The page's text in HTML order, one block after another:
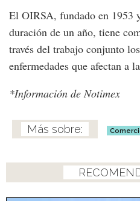
El OIRSA, fundado en 1953
duración de un año, tiene
través del trabajo conjunto
enfermedades que afectan a
*Información de Notimex